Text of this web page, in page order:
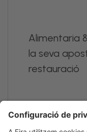
Alimentaria
la seva
restauració